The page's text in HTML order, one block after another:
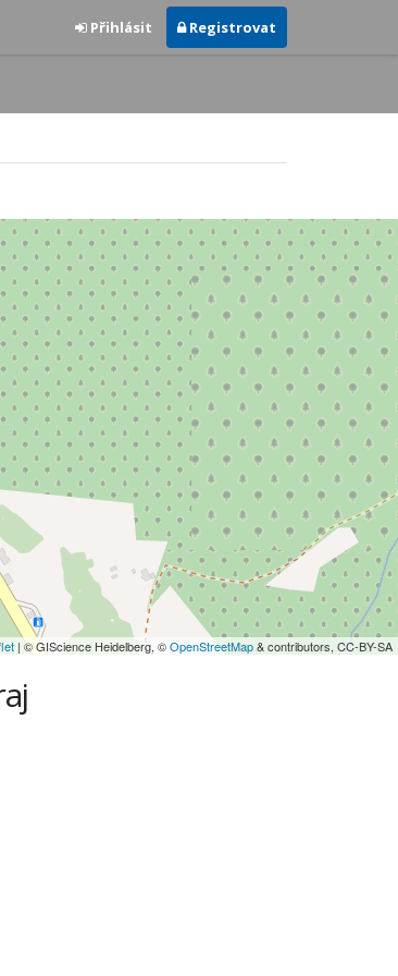
Přihlásit Registrovat
| © GIScience Heidelberg, ©OpenStreetMap& contributors, CC-BY-SA